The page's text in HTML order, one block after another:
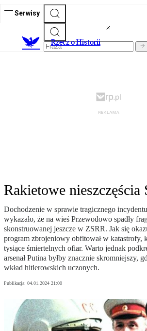
Serwisy
Rzecz o Historii
Rakietowe nieszczęścia
Dochodzenie w sprawie tragicznego
wykazało, że na wieś Przewodowo spadły
skonstruowanej jeszcze w ZSRR. Jak się
program zbrojeniowy obfitował w katastrofy,
tysiące śmiertelnych ofiar. Warto jednak
arsenał Putina byłby znacznie skromniejszy,
wkład hitlerowskich uczonych.
Publikacja: 04.01.2024 21:00